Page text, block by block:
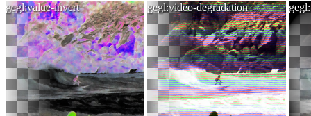
gegl:value-invert gegl:video-degradation